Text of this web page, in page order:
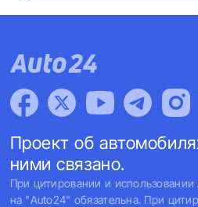
Проект об
ними связано.
При цитировании и
на "Auto24" обязательна. При